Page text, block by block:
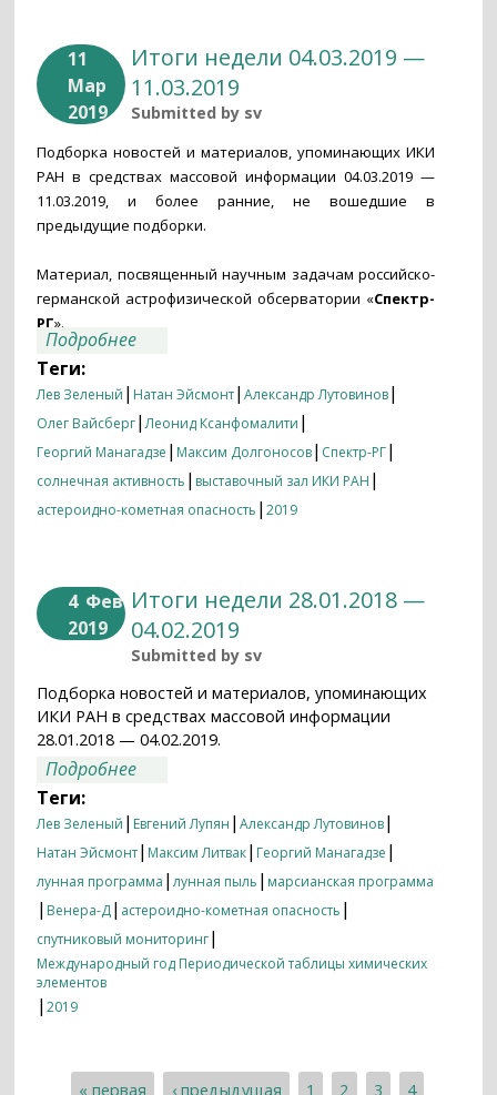
11
Мар
2019
Итоги недели 04.03.2019 —
11.03.2019
Submitted by sv
Подборка новостей и материалов, упоминающих ИКИ
РАН в средствах массовой информации 04.03.2019 —
11.03.2019, и более ранние, не вошедшие в
предыдущие подборки.
Материал, посвященный научным задачам российско-
германской астрофизической обсерватории «Спектр-
РГ».
Подробнее
Теги:
Лев Зеленый | Натан Эйсмонт|Александр Лутовинов|
Олег Вайсберг|Леонид Ксанфомалити |
Георгий Манагадзе | Максим Долгоносов| Спектр-РГ|
солнечная активность | выставочный зал ИКИ РАН |
астероидно-кометная опасность |2019
4 Фев
2019
Итоги недели 28.01.2018 —
04.02.2019
Submitted by sv
Подборка новостей и материалов, упоминающих
ИКИ РАН в средствах массовой информации
28.01.2018 — 04.02.2019.
Подробнее
Теги:
Лев Зеленый | Евгений Лупян |Александр Лутовинов|
Натан Эйсмонт| Максим Литвак| Георгий Манагадзе |
лунная программа |лунная пыль | марсианская программа
| Венера-Д| астероидно-кометная опасность |
спутниковый мониторинг|
Международный год Периодической таблицы химических
элементов
|2019
« первая ‹ предыдущая 1 2 3 4